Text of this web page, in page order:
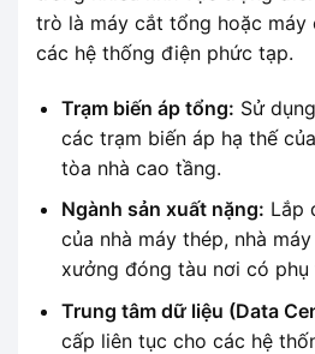
trò là máy cắt tổng hoặc máy
các hệ thống điện phức tạp.
Trạm biến áp tổng: Sử
các trạm biến áp hạ thế
tòa nhà cao tầng.
Ngành sản xuất nặng: Lắp
của nhà máy thép, nhà
xưởng đóng tàu nơi có phụ
Trung tâm dữ liệu (Data
cấp liên tục cho các hệ